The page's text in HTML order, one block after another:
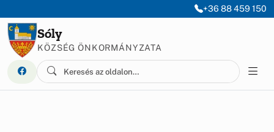
+36 88 459 150
Sóly
KÖZSÉG ÖNKORMÁNYZATA